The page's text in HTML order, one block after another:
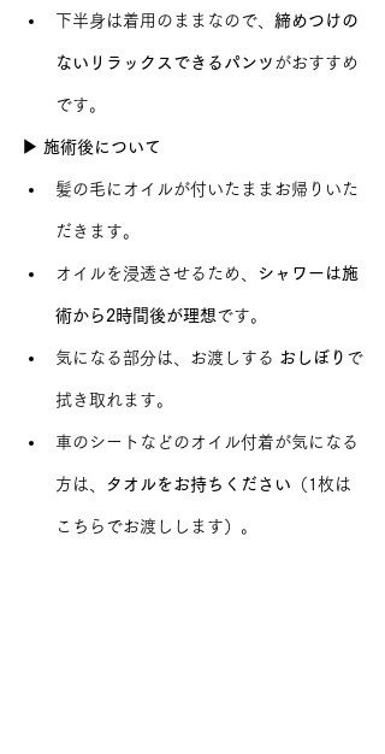
下半身は着用のままなので、 締めつけの
ないリラックスできるパンツ がおすすめ
です。
▶ 施術後について
髪の毛にオイルが付いたままお帰りいた
だきます。
オイルを浸透させるため、 シャワーは施
術から2時間後が理想です。
気になる部分は、お渡しする おしぼり で
拭き取れます。
車のシートなどのオイル付着が気になる
方は、 タオルをお持ちください （1枚は
こちらでお渡しします）。